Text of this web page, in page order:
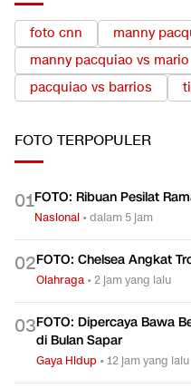
foto cnn
manny
manny pacquiao vs
pacquiao vs barrios
FOTO TERPOPULER
01FOTO: Ribuan Pesilat
Nasional •dalam 5 jam
02FOTO: Chelsea Angkat
Olahraga •2 jam yang lalu
03FOTO: Dipercaya Bawa
di Bulan Sapar
Gaya Hidup •12 jam yang lalu